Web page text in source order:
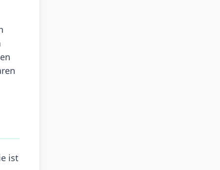
ist